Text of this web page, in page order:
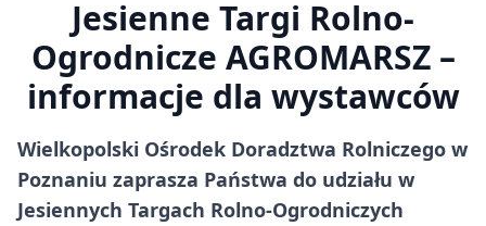
Jesienne Targi Rolno-
Ogrodnicze AGROMARSZ –
informacje dla wystawców
Wielkopolski Ośrodek Doradztwa Rolniczego w
Poznaniu zaprasza Państwa do udziału w
Jesiennych Targach Rolno-Ogrodniczych